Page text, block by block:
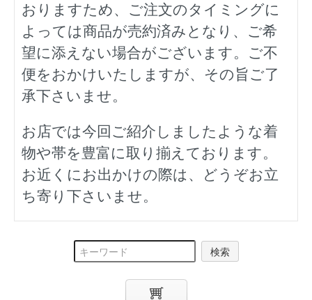
おりますため、ご注文のタイミングに
よっては商品が売約済みとなり、ご希
望に添えない場合がございます。ご不
便をおかけいたしますが、その旨ご了
承下さいませ。
お店では今回ご紹介しましたような着
物や帯を豊富に取り揃えております。
お近くにお出かけの際は、どうぞお立
ち寄り下さいませ。
検索